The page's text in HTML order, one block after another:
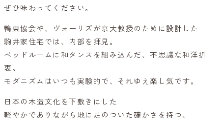
ぜひ味わってください。
鴨東協会や、ヴォーリズが京大教授のために設計した
駒井家住宅では、内部を拝見。
ベッドルームに和タンスを組み込んだ、不思議な和洋折
衷。
モダニズムはいつも実験的で、それゆえ楽し気です。
日本の木造文化を下敷きにした
軽やかでありながら地に足のついた確かさを持つ、